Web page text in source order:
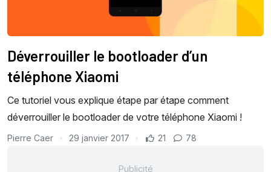
Déverrouiller le bootloader d’un
téléphone Xiaomi
Ce tutoriel vous explique étape par étape comment
déverrouiller le bootloader de votre téléphone Xiaomi !
Pierre Caer 29 janvier 2017 21 78